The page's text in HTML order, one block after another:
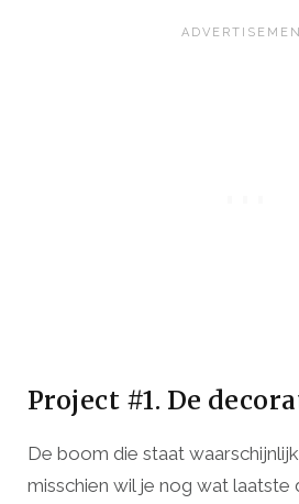
Project #1. De
De boom die staat
misschien wil je nog wat